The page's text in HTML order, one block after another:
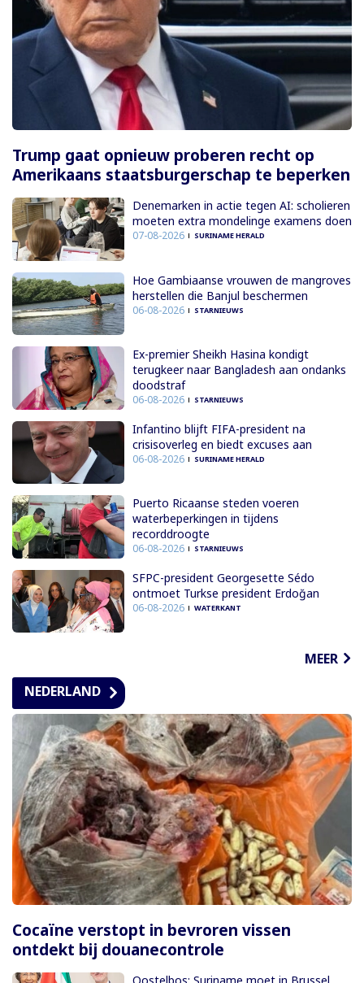
Trump gaat opnieuw proberen recht op
Amerikaans staatsburgerschap te beperken
Denemarken in actie tegen AI: scholieren
moeten extra mondelinge examens doen
07-08-2026 SURINAME HERALD
Hoe Gambiaanse vrouwen de mangroves
herstellen die Banjul beschermen
06-08-2026 STARNIEUWS
Ex-premier Sheikh Hasina kondigt
terugkeer naar Bangladesh aan ondanks
doodstraf
06-08-2026 STARNIEUWS
Infantino blijft FIFA-president na
crisisoverleg en biedt excuses aan
06-08-2026 SURINAME HERALD
Puerto Ricaanse steden voeren
waterbeperkingen in tijdens
recorddroogte
06-08-2026 STARNIEUWS
SFPC-president Georgesette Sédo
ontmoet Turkse president Erdoğan
06-08-2026 WATERKANT
MEER
NEDERLAND
Cocaïne verstopt in bevroren vissen
ontdekt bij douanecontrole